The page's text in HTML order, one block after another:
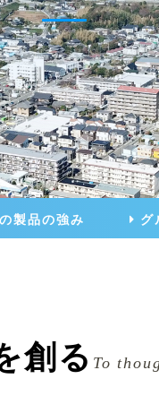
製品の強み グ
創る To